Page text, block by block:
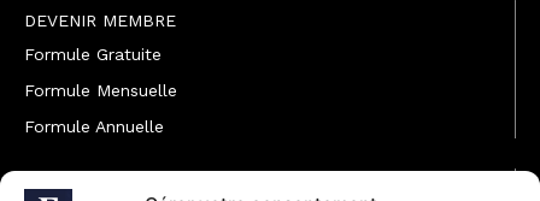
DEVENIR MEMBRE
Formule Gratuite
Formule Mensuelle
Formule Annuelle
JOINDRE L'ÉQUIPE